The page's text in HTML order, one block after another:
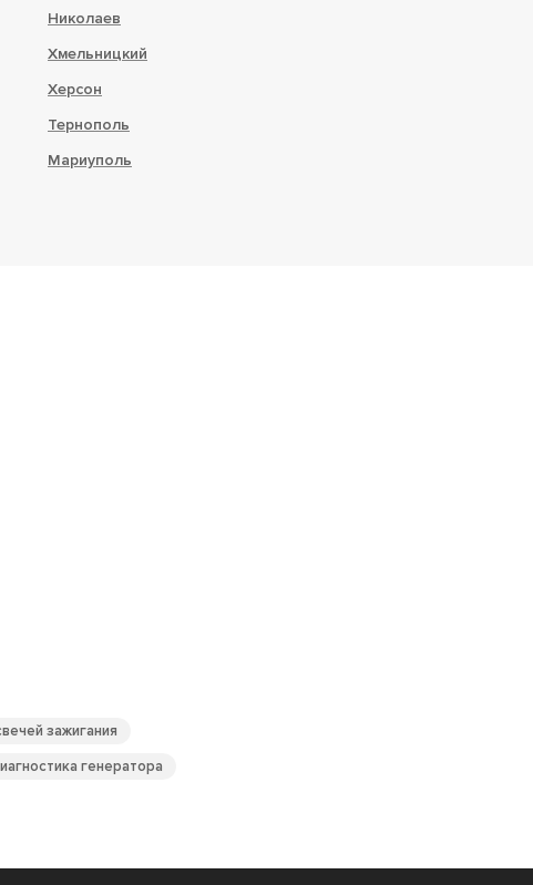
Николаев
Хмельницкий
Херсон
Тернополь
Мариуполь
зажигания
генератора